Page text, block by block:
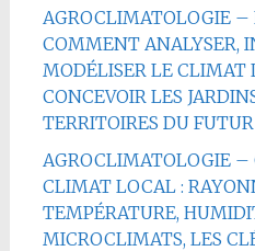
AGROCLIMATOLOGIE –
COMMENT ANALYSER,
MODÉLISER LE CLIMAT
CONCEVOIR LES
TERRITOIRES DU FUTUR
AGROCLIMATOLOGIE –
CLIMAT LOCAL :
TEMPÉRATURE,
MICROCLIMATS, LES